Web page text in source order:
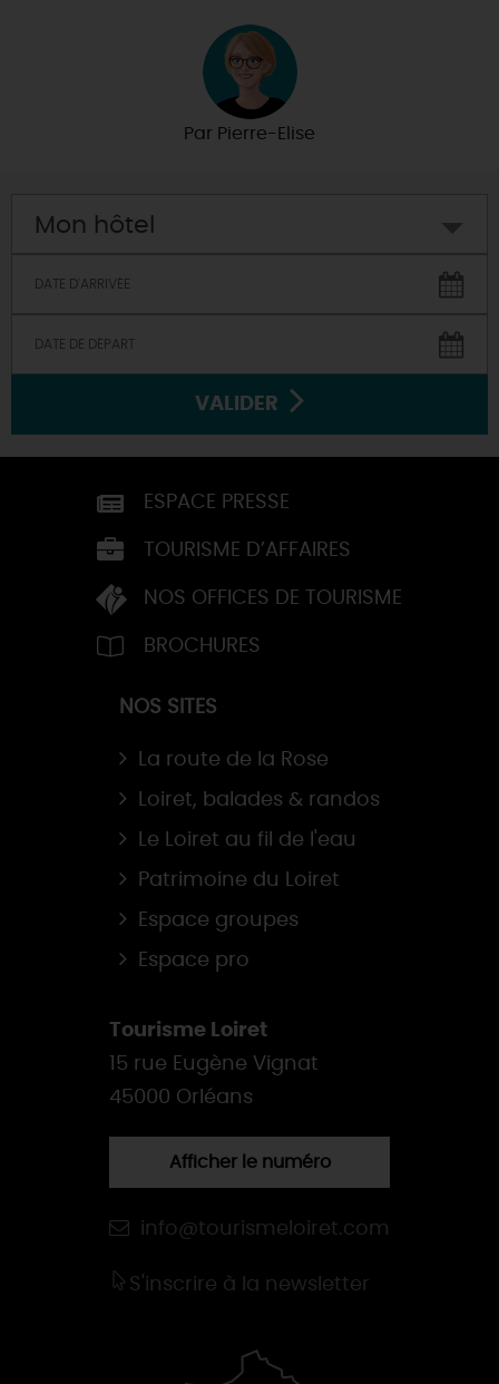
Par Pierre-Elise
Mon hôtel
VALIDER
ESPACE PRESSE
TOURISME D’AFFAIRES
NOS OFFICES DE TOURISME
BROCHURES
NOS SITES
La route de la Rose
Loiret, balades & randos
Le Loiret au fil de l'eau
Patrimoine du Loiret
Espace groupes
Espace pro
Tourisme Loiret
15 rue Eugène Vignat
45000 Orléans
Afficher le numéro
info@tourismeloiret.com
S'inscrire à la newsletter